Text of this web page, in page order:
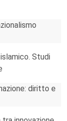
Studi
diritto e